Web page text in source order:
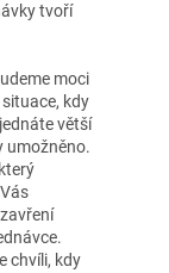
tvoří
moci
kdy
větší
umožněno.
chvíli, kdy